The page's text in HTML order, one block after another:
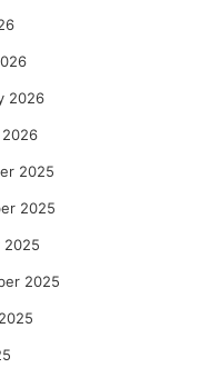
2026
2025
2025
2025
2025